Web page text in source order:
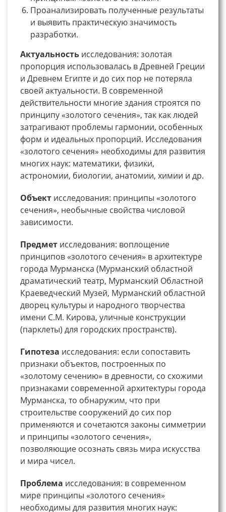
Проанализировать полученные результаты
и выявить практическую значимость
разработки.
Актуальность исследования: золотая
пропорция использовалась в Древней Греции
и Древнем Египте и до сих пор не потеряла
своей актуальности. В современной
действительности многие здания строятся по
принципу «золотого сечения», так как людей
затрагивают проблемы гармонии, особенных
форм и идеальных пропорций. Исследования
«золотого сечения» необходимы для развития
многих наук: математики, физики,
астрономии, биологии, анатомии, химии и др.
Объект исследования: принципы «золотого
сечения», необычные свойства числовой
зависимости.
Предмет исследования: воплощение
принципов «золотого сечения» в архитектуре
города Мурманска (Мурманский областной
драматический театр, Мурманский Областной
Краеведческий Музей, Мурманский областной
дворец культуры и народного творчества
имени С.М. Кирова, уличные конструкции
(парклеты) для городских пространств).
Гипотеза исследования: если сопоставить
признаки объектов, построенных по
«золотому сечению» в древности, со схожими
признаками современной архитектуры города
Мурманска, то обнаружим, что при
строительстве сооружений до сих пор
применяются и сочетаются законы симметрии
и принципы «золотого сечения»,
позволяющие осознать связь мира искусства
и мира чисел.
Проблема исследования: в современном
мире принципы «золотого сечения»
необходимы для развития многих наук: